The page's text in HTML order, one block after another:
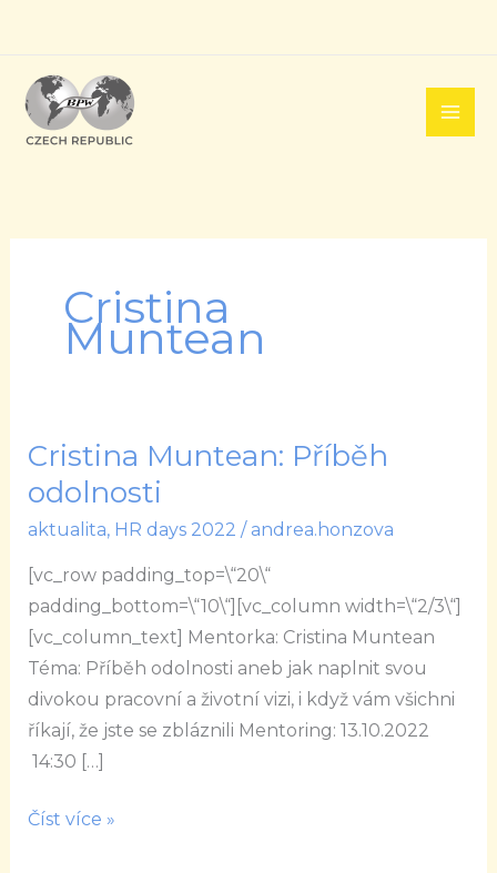
obsah
Cristina
Muntean
Cristina Muntean: Příběh
odolnosti
aktualita, HR days 2022 / andrea.honzova
[vc_row padding_top=\“20\“
padding_bottom=\“10\“][vc_column width=\“2/3\“]
[vc_column_text] Mentorka: Cristina Muntean
Téma: Příběh odolnosti aneb jak naplnit svou
divokou pracovní a životní vizi, i když vám všichni
říkají, že jste se zbláznili Mentoring: 13.10.2022
14:30 […]
Cristina
Muntean:
odolnosti
Číst více »